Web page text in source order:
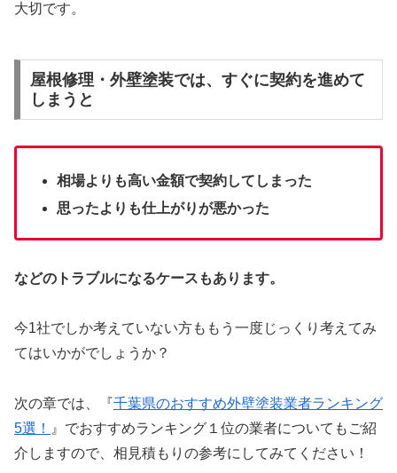
大切です。
屋根修理・外壁塗装では、すぐに契約を進めて
しまうと
相場よりも高い金額で契約してしまった
思ったよりも仕上がりが悪かった
などのトラブルになるケースもあります。
今1社でしか考えていない方ももう一度じっくり考えてみ
てはいかがでしょうか？
次の章では、『千葉県のおすすめ外壁塗装業者ランキング
5選！
』 でおすすめランキング１位の業者についてもご紹
介しますので、相見積もりの参考にしてみてください！